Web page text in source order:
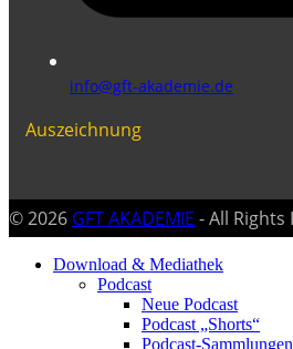
info@gft-akademie.de
Auszeichnung
© 2026 GFT AKADEMIE - All Rights
Download & Mediathek
Podcast
Neue Podcast
Podcast „Shorts“
Podcast-Sammlungen